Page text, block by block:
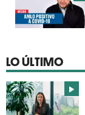
LO ÚLTIMO